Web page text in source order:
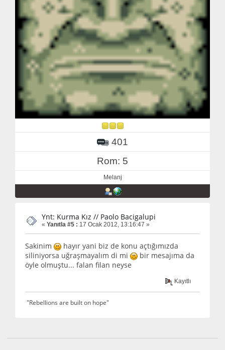
401
Rom: 5
Melanj
Ynt: Kurma Kız // Paolo Bacigalupi
« Yanıtla #5 : 17 Ocak 2012, 13:16:47 »
Sakinim
hayır yani biz de konu açtığımızda
siliniyorsa uğraşmayalım di mi
bir mesajıma da
öyle olmuştu... falan filan neyse
Kayıtlı
"Rebellions are built on hope"